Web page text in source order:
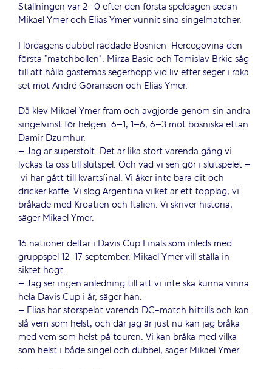
Ställningen var 2–0 efter den första speldagen sedan
Mikael Ymer och Elias Ymer vunnit sina singelmatcher.
I lördagens dubbel räddade Bosnien-Hercegovina den
första ”matchbollen”. Mirza Basic och Tomislav Brkic såg
till att hålla gästernas segerhopp vid liv efter seger i raka
set mot André Göransson och Elias Ymer.
Då klev Mikael Ymer fram och avgjorde genom sin andra
singelvinst för helgen: 6–1, 1–6, 6–3 mot bosniska ettan
Damir Dzumhur.
– Jag är superstolt. Det är lika stort varenda gång vi
lyckas ta oss till slutspel. Och vad vi sen gör i slutspelet –
vi har gått till kvartsfinal. Vi åker inte bara dit och
dricker kaffe. Vi slog Argentina vilket är ett topplag, vi
bråkade med Kroatien och Italien. Vi skriver historia,
säger Mikael Ymer.
16 nationer deltar i Davis Cup Finals som inleds med
gruppspel 12-17 september. Mikael Ymer vill ställa in
siktet högt.
– Jag ser ingen anledning till att vi inte ska kunna vinna
hela Davis Cup i år, säger han.
– Elias har storspelat varenda DC-match hittills och kan
slå vem som helst, och där jag är just nu kan jag bråka
med vem som helst på touren. Vi kan bråka med vilka
som helst i både singel och dubbel, säger Mikael Ymer.